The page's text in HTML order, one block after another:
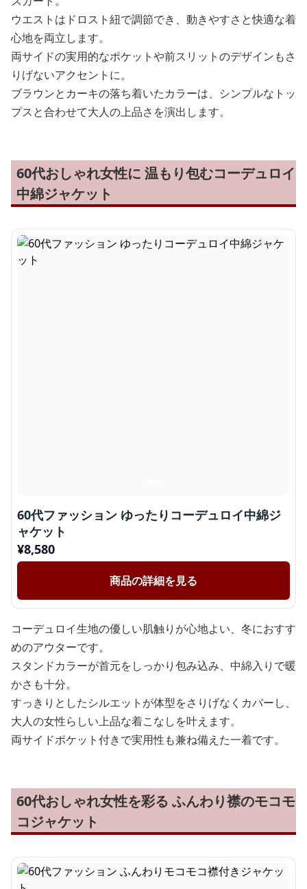
ウエストはドロスト紐で調節でき、動きやすさと快適な着
心地を両立します。
両サイドの実用的なポケットや前スリットのデザインもさ
りげないアクセントに。
ブラウンとカーキの落ち着いたカラーは、シンプルなトッ
プスと合わせて大人の上品さを演出します。
60代おしゃれ女性に 温もり包むコーデュロイ
中綿ジャケット
60代ファッション ゆったりコーデュロイ中綿ジ
ャケット
¥8,580
商品の詳細を見る
コーデュロイ生地の優しい肌触りが心地よい、冬におすす
めのアウターです。
スタンドカラーが首元をしっかり包み込み、中綿入りで暖
かさも十分。
すっきりとしたシルエットが体型をさりげなくカバーし、
大人の女性らしい上品な着こなしを叶えます。
両サイドポケット付きで実用性も兼ね備えた一着です。
60代おしゃれ女性を彩る ふんわり襟のモコモ
コジャケット